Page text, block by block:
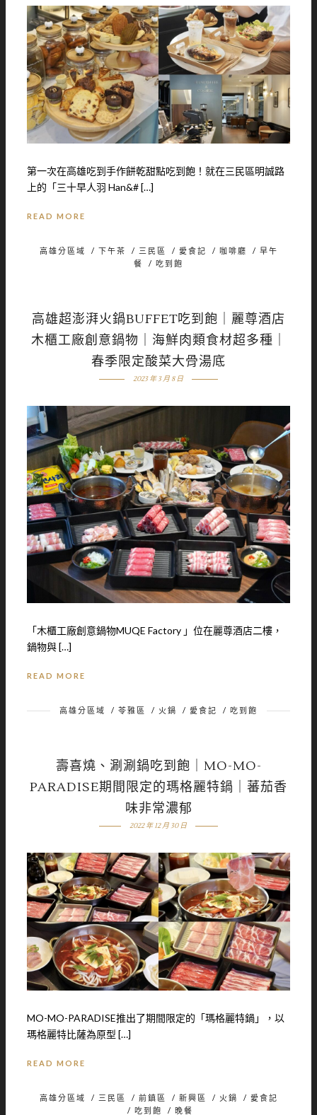
第一次在高雄吃到手作餅乾甜點吃到飽！就在三民區明誠路
上的「三十早人羽 Han&# […]
READ MORE
高雄分區域 / 下午茶 / 三民區 / 愛食記 / 咖啡廳 / 早午
餐
/ 吃到飽
高雄超澎湃火鍋BUFFET吃到飽｜麗尊酒店
木櫃工廠創意鍋物｜海鮮肉類食材超多種｜
春季限定酸菜大骨湯底
2023 年 3 月 8 日
「木櫃工廠創意鍋物MUQE Factory 」位在麗尊酒店二樓，
鍋物與 […]
READ MORE
高雄分區域 / 苓雅區 / 火鍋 / 愛食記 / 吃到飽
壽喜燒、涮涮鍋吃到飽｜MO-MO-
PARADISE期間限定的瑪格麗特鍋｜蕃茄香
味非常濃郁
2022 年 12 月 30 日
MO-MO-PARADISE推出了期間限定的「瑪格麗特鍋」，以
瑪格麗特比薩為原型 […]
READ MORE
高雄分區域 / 三民區 / 前鎮區 / 新興區 / 火鍋 / 愛食記
/ 吃到飽 / 晚餐